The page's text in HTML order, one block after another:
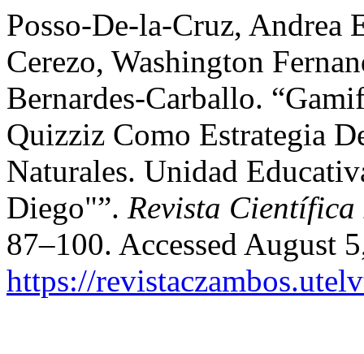
Posso-De-la-Cruz,
Cerezo, Washington
Bernardes-Carballo.
Quizziz Como Estrategia
Naturales. Unidad
Diego"”. Revista Científica
87–100. Accessed August
https://